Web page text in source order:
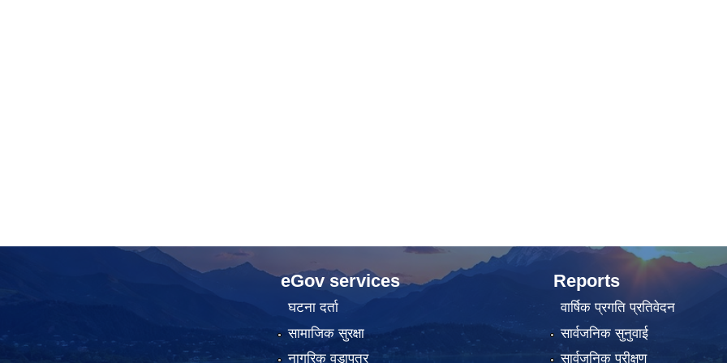
eGov services
घटना दर्ता
सामाजिक सुरक्षा
नागरिक वडापत्र
Reports
वार्षिक प्रगति प्रतिवेदन
सार्वजनिक सुनुवाई
सार्वजनिक परीक्षण